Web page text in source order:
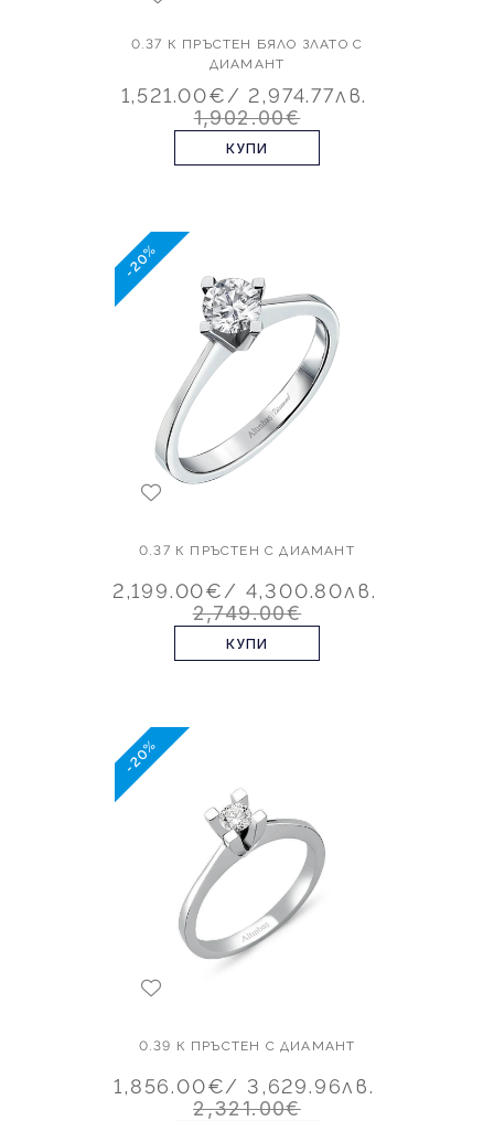
0.37 К ПРЪСТЕН БЯЛО ЗЛАТО С
ДИАМАНТ
1,521.00€/ 2,974.77лв.
1,902.00€
КУПИ
-20%
0.37 К ПРЪСТЕН С ДИАМАНТ
2,199.00€/ 4,300.80лв.
2,749.00€
КУПИ
-20%
0.39 К ПРЪСТЕН С ДИАМАНТ
1,856.00€/ 3,629.96лв.
2,321.00€